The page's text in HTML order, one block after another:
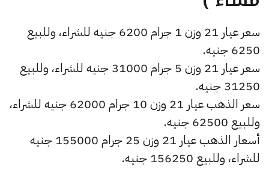
سعر عيار 21 وزن 1 جرام 6200 جنيه للشراء، وللبيع
6250 جنيه.
سعر عيار 21 وزن 5 جرام 31000 جنيه للشراء، وللبيع
31250 جنيه.
سعر الذهب عيار 21 وزن 10 جرام 62000 جنيه للشراء،
وللبيع 62500 جنيه.
أسعار الذهب عيار 21 وزن 25 جرام 155000 جنيه
للشراء، وللبيع 156250 جنيه.